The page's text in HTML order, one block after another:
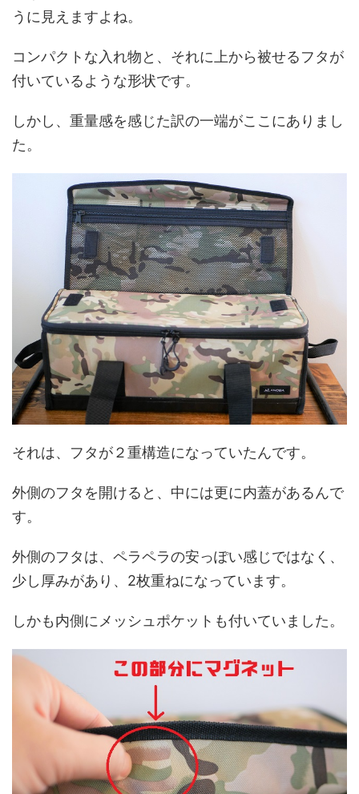
うに見えますよね。
コンパクトな入れ物と、それに上から被せるフタが
付いているような形状です。
しかし、重量感を感じた訳の一端がここにありまし
た。
それは、フタが２重構造になっていたんです。
外側のフタを開けると、中には更に内蓋があるんで
す。
外側のフタは、ペラペラの安っぽい感じではなく、
少し厚みがあり、2枚重ねになっています。
しかも内側にメッシュポケットも付いていました。